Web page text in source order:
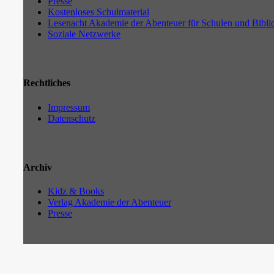
Kostenloses Schulmaterial
Lesenacht Akademie der Abenteuer für Schulen und
Soziale Netzwerke
Rechtliches
Impressum
Datenschutz
Archiv
Kidz & Books
Verlag Akademie der Abenteuer
Presse